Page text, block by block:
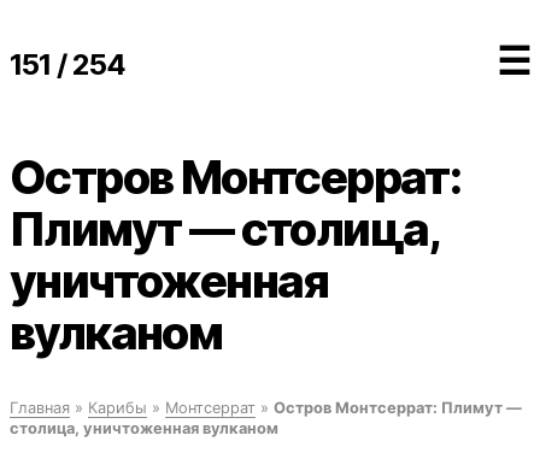
151 / 254 ☰
Остров Монтсеррат:
Плимут — столица,
уничтоженная
вулканом
Главная » Карибы » Монтсеррат » Остров Монтсеррат: Плимут —
столица, уничтоженная вулканом